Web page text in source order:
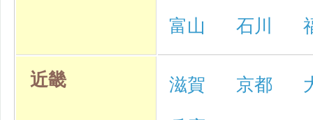
富山 石川
近畿 滋賀 京都